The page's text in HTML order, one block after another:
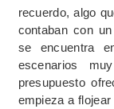
recuerdo, algo
contaban con
se encuentra
escenarios
presupuesto
empieza a